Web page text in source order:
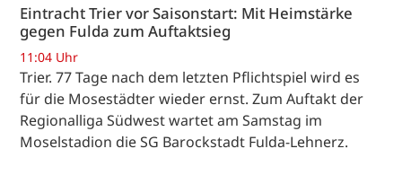
Eintracht Trier vor Saisonstart: Mit Heimstärke
gegen Fulda zum Auftaktsieg
11:04 Uhr
Trier. 77 Tage nach dem letzten Pflichtspiel wird es
für die Mosestädter wieder ernst. Zum Auftakt der
Regionalliga Südwest wartet am Samstag im
Moselstadion die SG Barockstadt Fulda-Lehnerz.